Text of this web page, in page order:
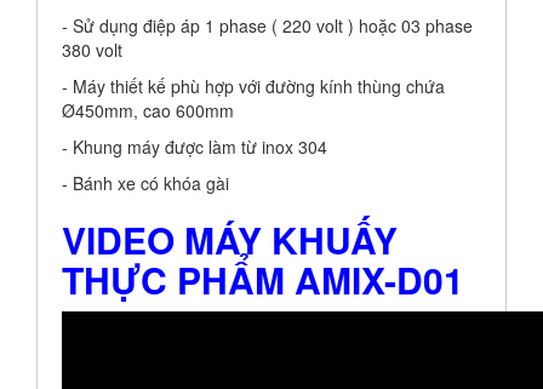
- Sử dụng điệp áp 1 phase ( 220 volt ) hoặc 03 phase
380 volt
- Máy thiết kế phù hợp với đường kính thùng chứa
Ø450mm, cao 600mm
- Khung máy được làm từ inox 304
- Bánh xe có khóa gài
VIDEO MÁY KHUẤY
THỰC PHẨM AMIX-D01